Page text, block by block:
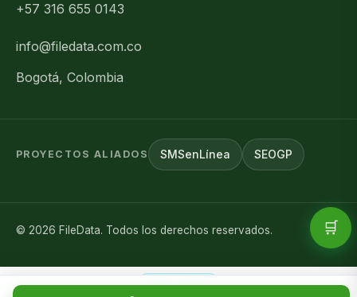
🛒
+57 316 655 0143
info@filedata.com.co
Bogotá, Colombia
PROYECTOS ALIADOS SMSenLínea SEOGP
© 2026 FileData. Todos los derechos reservados.